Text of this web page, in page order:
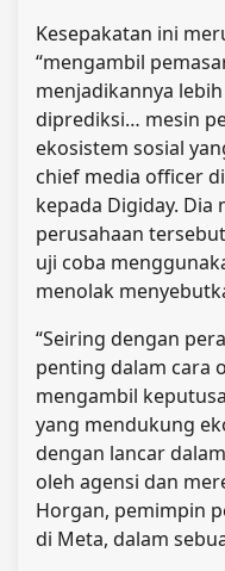
Kesepakatan ini
“mengambil
menjadikannya
diprediksi… mesin
ekosistem sosial
chief media officer
kepada Digiday. Dia
perusahaan
uji coba
menolak
“Seiring dengan
penting dalam cara
mengambil
yang mendukung
dengan lancar
oleh agensi dan
Horgan, pemimpin
di Meta, dalam